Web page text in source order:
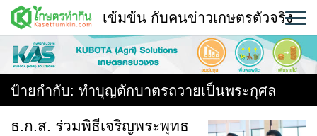
Skip
content
พืช
หน้าแรก
แวดวงเกษตร
เข้มข้น กับคนข่าวเกษตรตัวจริง
ป้ายกำกับ: ทำบุญตักบาตรถวายเป็นพระกุศล
ธ.ก.ส. ร่วมพิธีเจริญพระพุทธ